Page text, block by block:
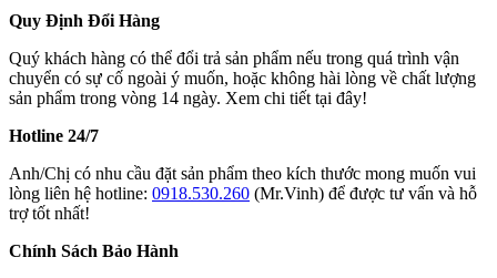
Quy Định Đổi Hàng
Quý khách hàng có thể đổi trả sản phẩm nếu trong quá trình vận
chuyển có sự cố ngoài ý muốn, hoặc không hài lòng về chất lượng
sản phẩm trong vòng 14 ngày. Xem chi tiết tại đây!
Hotline 24/7
Anh/Chị có nhu cầu đặt sản phẩm theo kích thước mong muốn vui
lòng liên hệ hotline: 0918.530.260 (Mr.Vinh) để được tư vấn và hỗ
trợ tốt nhất!
Chính Sách Bảo Hành